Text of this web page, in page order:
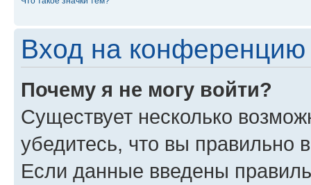
Вход на конференцию
Почему я не могу войти?
Существует несколько
убедитесь, что вы правильно
Если данные введены